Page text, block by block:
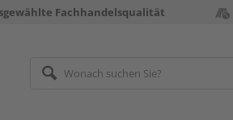
Fachhandelsqualität